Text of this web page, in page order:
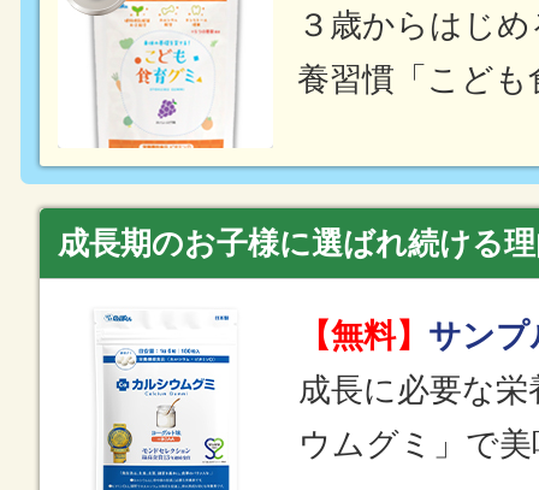
３歳からはじ
養習慣「こども
成長期のお子様に選ばれ続ける
【無料】 サンプ
成長に必要な
ウムグミ」で